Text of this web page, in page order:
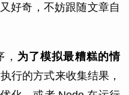
好奇，不妨跟随文章自
为了模拟最糟糕的情
行的方式来收集结果，